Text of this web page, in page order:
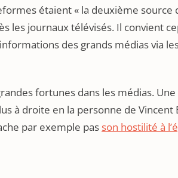
étaient « la deuxième source
les journaux télévisés. Il convient
des grands médias via
fortunes dans les médias.
à droite en la personne de Vincent
par exemple pas son hostilité à